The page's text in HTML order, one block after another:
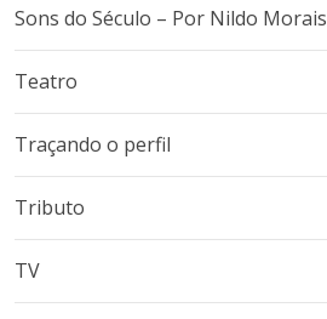
Sons do Século – Por Nildo Morais
Teatro
Traçando o perfil
Tributo
TV